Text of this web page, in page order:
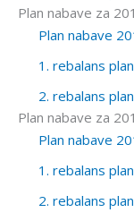
Plan nabave za
Plan nabave
1. rebalans
2. rebalans
Plan nabave za
Plan nabave
1. rebalans
2. rebalans